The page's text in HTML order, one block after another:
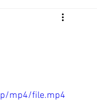
mp4/file.mp4